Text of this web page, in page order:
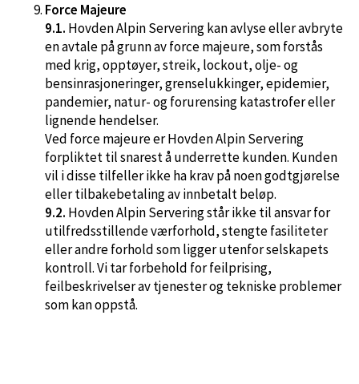
Force Majeure
9.1. Hovden Alpin Servering kan avlyse eller avbryte
en avtale på grunn av force majeure, som forstås
med krig, opptøyer, streik, lockout, olje- og
bensinrasjoneringer, grenselukkinger, epidemier,
pandemier, natur- og forurensing katastrofer eller
lignende hendelser.
Ved force majeure er Hovden Alpin Servering
forpliktet til snarest å underrette kunden. Kunden
vil i disse tilfeller ikke ha krav på noen godtgjørelse
eller tilbakebetaling av innbetalt beløp.
9.2. Hovden Alpin Servering står ikke til ansvar for
utilfredsstillende værforhold, stengte fasiliteter
eller andre forhold som ligger utenfor selskapets
kontroll. Vi tar forbehold for feilprising,
feilbeskrivelser av tjenester og tekniske problemer
som kan oppstå.